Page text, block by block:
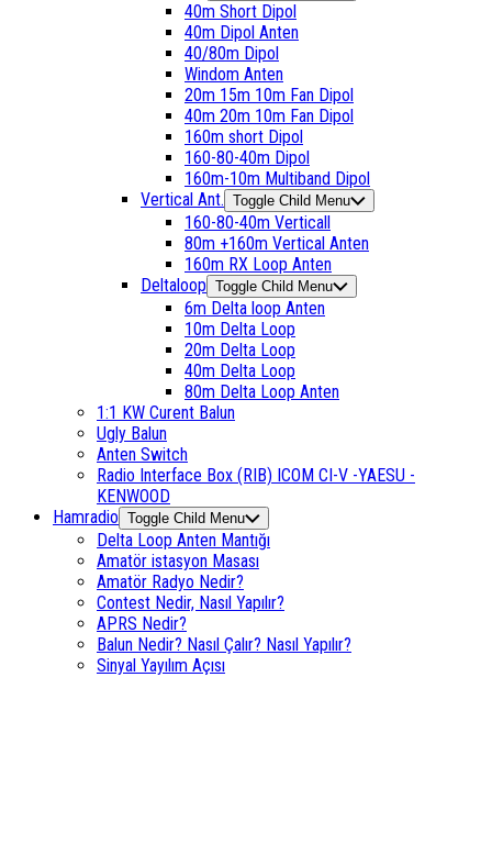
40m Short Dipol
40m Dipol Anten
40/80m Dipol
Windom Anten
20m 15m 10m Fan Dipol
40m 20m 10m Fan Dipol
160m short Dipol
160-80-40m Dipol
160m-10m Multiband Dipol
Vertical Ant. Toggle Child Menu
160-80-40m Verticall
80m +160m Vertical Anten
160m RX Loop Anten
Deltaloop Toggle Child Menu
6m Delta loop Anten
10m Delta Loop
20m Delta Loop
40m Delta Loop
80m Delta Loop Anten
1:1 KW Curent Balun
Ugly Balun
Anten Switch
Radio Interface Box (RIB) ICOM CI-V -YAESU -
KENWOOD
Hamradio Toggle Child Menu
Delta Loop Anten Mantığı
Amatör istasyon Masası
Amatör Radyo Nedir?
Contest Nedir, Nasıl Yapılır?
APRS Nedir?
Balun Nedir? Nasıl Çalır? Nasıl Yapılır?
Sinyal Yayılım Açısı